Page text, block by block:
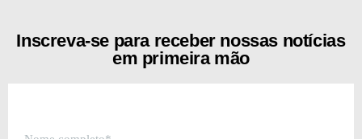
Inscreva-se para receber nossas notícias
em primeira mão